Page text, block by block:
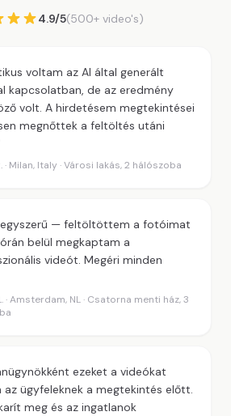
4.9/5(500+ video's)
voltam az AI által generált
kapcsolatban, de az eredmény
volt. A hirdetésem megtekintései
megnőttek a feltöltés utáni
· Milan, Italy · Városi lakás, 2 hálószoba
egyszerű — feltöltöttem a fotóimat
belül megkaptam a
videót. Megéri minden
· Amsterdam, NL · Csatorna menti ház, 3
ezeket a videókat
az ügyfeleknek a megtekintés előtt.
meg és az ingatlanok